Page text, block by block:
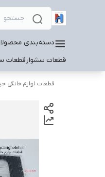
دسته‌بندی
قطعات سشوارقطعات
قطعات لوازم خانگی